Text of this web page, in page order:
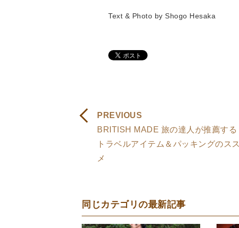
Text & Photo by Shogo Hesaka
PREVIOUS
BRITISH MADE 旅の達人が推薦する
トラベルアイテム＆パッキングのスス
メ
同じカテゴリの最新記事